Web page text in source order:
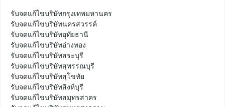
รับจดแก้ไขบริษัทกรุงเทพมหานคร
รับจดแก้ไขบริษัทนครสวรรค์
รับจดแก้ไขบริษัทอุทัยธานี
รับจดแก้ไขบริษัทอ่างทอง
รับจดแก้ไขบริษัทสระบุรี
รับจดแก้ไขบริษัทสุพรรณบุรี
รับจดแก้ไขบริษัทสุโขทัย
รับจดแก้ไขบริษัทสิงห์บุรี
รับจดแก้ไขบริษัทสมุทรสาคร